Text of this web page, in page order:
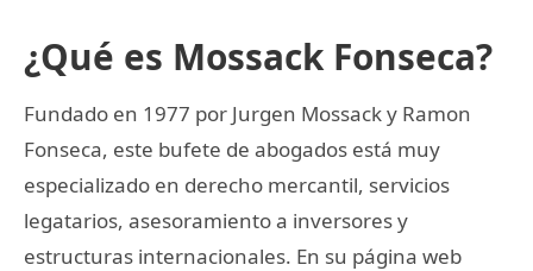
¿Qué es Mossack Fonseca?
Fundado en 1977 por Jurgen Mossack y Ramon
Fonseca, este bufete de abogados está muy
especializado en derecho mercantil, servicios
legatarios, asesoramiento a inversores y
estructuras internacionales. En su página web